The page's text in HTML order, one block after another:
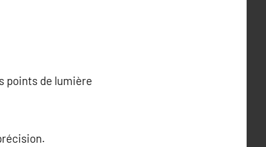
points de lumière